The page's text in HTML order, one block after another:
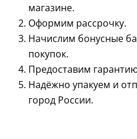
магазине.
Оформим рассрочку.
Начислим бонусные
покупок.
Предоставим
Надёжно упакуем и
город России.